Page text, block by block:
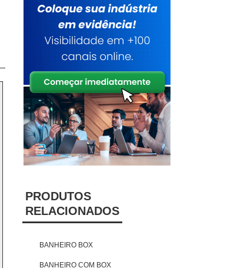
PRODUTOS
RELACIONADOS
BANHEIRO BOX
BANHEIRO COM BOX